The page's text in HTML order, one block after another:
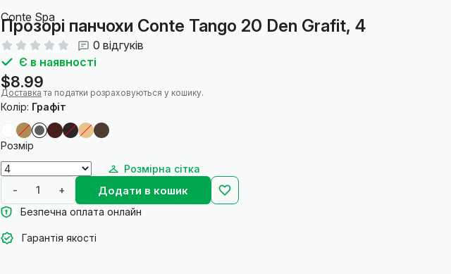
Conte Spa
Прозорі панчохи Conte Tango 20 Den Grafit, 4
0 відгуків
Є в наявності
$8.99
Доставка та податки розраховуються у кошику.
Колір: Графіт
Розмір
Розмірна сітка
-
+ Додати в кошик
Безпечна оплата онлайн
Гарантія якості